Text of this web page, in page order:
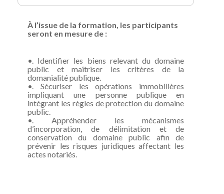
À l’issue de la formation, les participants
seront en mesure de :
•. Identifier les biens relevant du domaine
public et maîtriser les critères de la
domanialité publique.
•. Sécuriser les opérations immobilières
impliquant une personne publique en
intégrant les règles de protection du domaine
public.
•. Appréhender les mécanismes
d’incorporation, de délimitation et de
conservation du domaine public afin de
prévenir les risques juridiques affectant les
actes notariés.